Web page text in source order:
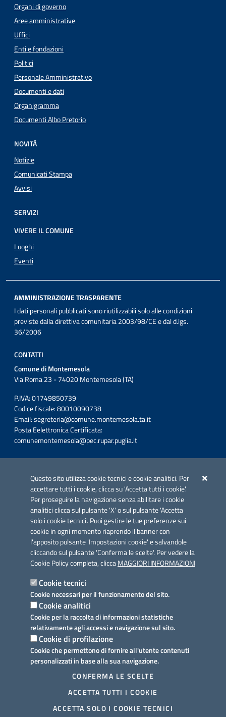
Questo sito utilizza cookie tecnici e cookie analitici. Per
accettare tutti i cookie, clicca su 'Accetta tutti i cookie'.
Per proseguire la navigazione senza abilitare i cookie
analitici clicca sul pulsante 'X' o sul pulsante 'Accetta
solo i cookie tecnici'. Puoi gestire le tue preferenze sui
cookie in ogni momento riaprendo il banner con
l'apposito pulsante 'Impostazioni cookie' e salvandole
cliccando sul pulsante 'Conferma le scelte'. Per vedere la
Cookie Policy completa, cliccaMAGGIORI INFORMAZIONI
Cookie tecnici
Cookie necessari per il funzionamento del sito.
Cookie analitici
Cookie per la raccolta di informazioni statistiche
relativamente agli accessi e navigazione sul sito.
Cookie di profilazione
Cookie che permettono di fornire all'utente contenuti
personalizzati in base alla sua navigazione.
CONFERMA LE SCELTE
ACCETTA TUTTI I COOKIE
ACCETTA SOLO I COOKIE TECNICI
Organi di governo
Aree amministrative
Uffici
Enti e fondazioni
Politici
Personale Amministrativo
Documenti e dati
Organigramma
Documenti Albo Pretorio
NOVITÀ
Notizie
Comunicati Stampa
Avvisi
SERVIZI
VIVERE IL COMUNE
Luoghi
Eventi
AMMINISTRAZIONE TRASPARENTE
I dati personali pubblicati sono riutilizzabili solo alle condizioni
previste dalla direttiva comunitaria 2003/98/CE e dal d.lgs.
36/2006
CONTATTI
Comune di Montemesola
Via Roma 23 - 74020 Montemesola (TA)
P.IVA: 01749850739
Codice fiscale: 80010090738
Email:segreteria@comune.montemesola.ta.it
Posta Eelettronica Certificata:
comunemontemesola@pec.rupar.puglia.it
Azione 2.3.
Link utili
Informativa privacy
Dichiarazione di accessibilità
Note legali
Domande frequenti
Richiesta assistenza
Prenotazione appuntamento
Segnalazione disservizio
Mappa del sito